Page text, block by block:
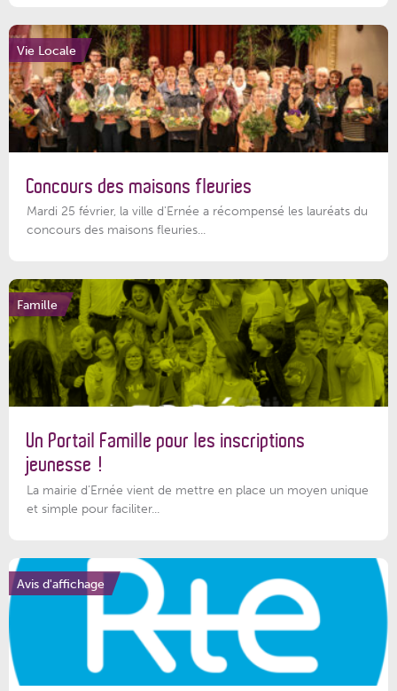
Vie Locale
Concours des maisons fleuries
Mardi 25 février, la ville d'Ernée a récompensé les lauréats du
concours des maisons fleuries...
Famille
Un Portail Famille pour les inscriptions
jeunesse !
La mairie d’Ernée vient de mettre en place un moyen unique
et simple pour faciliter...
Avis d'affichage